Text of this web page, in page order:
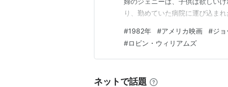
り、勤めていた病院に運び込ま
が小説家と結婚する夢を持って
思う」とジェニーに告げると、「
#1982年 #アメリカ映画 #ジ
#ロビン・ウィリアムズ
ネットで話題